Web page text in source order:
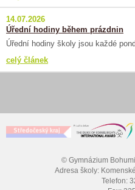
14.07.2026
Úřední hodiny během prázdnin
Úřední hodiny školy jsou každé
celý článek
© Gymnázium
Adresa školy:
Telefon: